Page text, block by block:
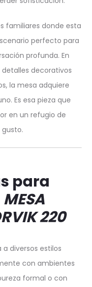
familiares donde esta
perfecto para
profunda. En
decorativos
la mesa adquiere
Es esa pieza que
en un refugio de
para
MESA
220
diversos estilos
con ambientes
formal o con